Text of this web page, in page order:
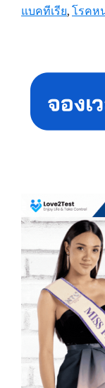
แบคทีเรีย, โรคห
Sidebar